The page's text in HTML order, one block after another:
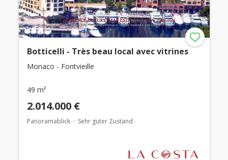
Botticelli - Très beau local avec vitrines
Monaco - Fontvieille
49 m²
2.014.000 €
Panoramablick Sehr guter Zustand